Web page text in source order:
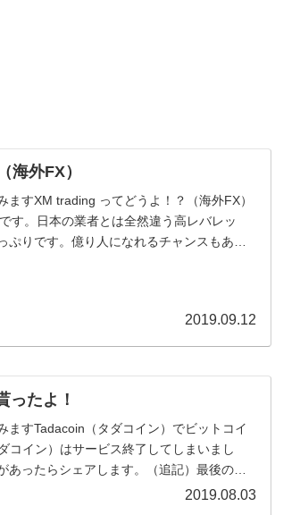
外FX）
すXM trading ってどうよ！？（海外FX）
す。日本の業者とは全然違う高レバレッ
ぷりです。億り人になれるチャンスもあ
2019.09.12
ったよ！
ますTadacoin（タダコイン）でビットコイ
コイン）はサービス終了してしまいまし
ったらシェアします。（追記）最後の出
2019.08.03